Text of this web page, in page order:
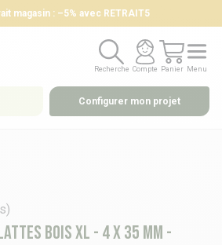
magasin : –5% avec RETRAIT5
Recherche
Recherche
Compte
Compte
Panier
Panier
Menu
Menu
Configurer mon projet
bois XL - 4 x 35 mm -